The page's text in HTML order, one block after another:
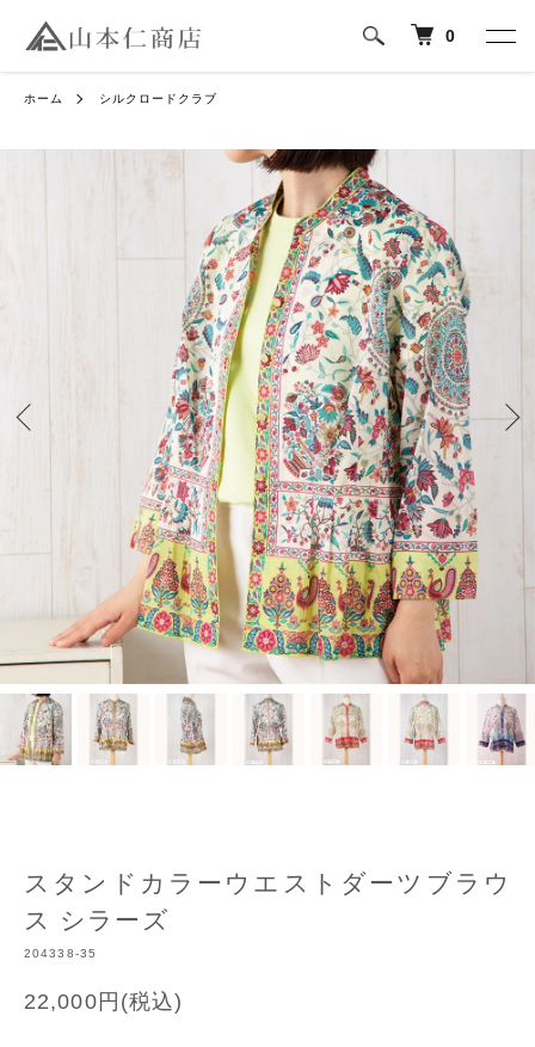
0
ホーム シルクロードクラブ
スタンドカラーウエストダーツブラウ
ス シラーズ
204338-35
22,000円(税込)